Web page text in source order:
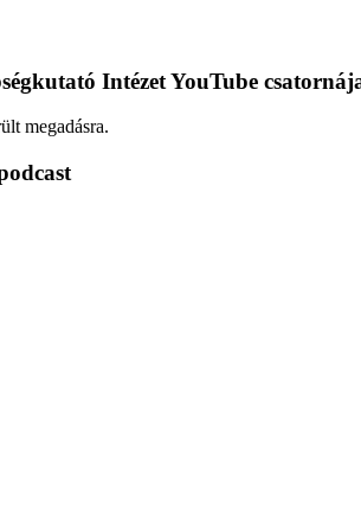
Intézet YouTube
megadásra.